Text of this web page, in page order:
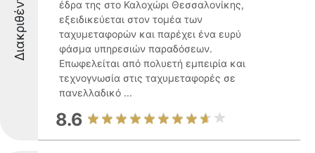
Διακριθέντες
έδρα της στο Καλοχώρι Θεσσαλονίκης,
εξειδικεύεται στον τομέα των
ταχυμεταφορών και παρέχει ένα ευρύ
φάσμα υπηρεσιών παραδόσεων.
Επωφελείται από πολυετή εμπειρία και
τεχνογνωσία στις ταχυμεταφορές σε
πανελλαδικό ...
8.6